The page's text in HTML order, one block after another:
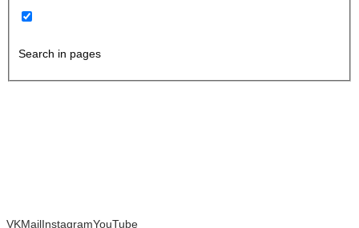
Search in pages
VKMailInstagramYouTube